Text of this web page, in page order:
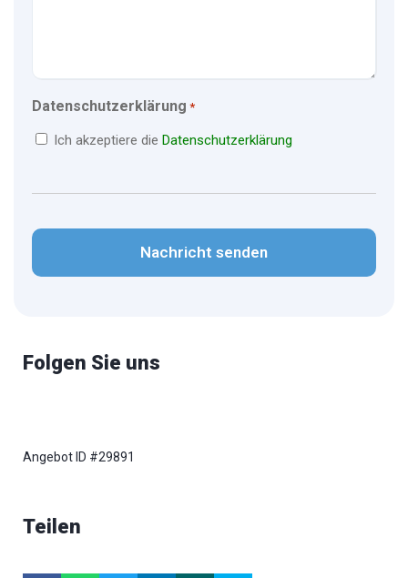
Datenschutzerklärung *
Ich akzeptiere die Datenschutzerklärung
Folgen Sie uns
Angebot ID #29891
Teilen